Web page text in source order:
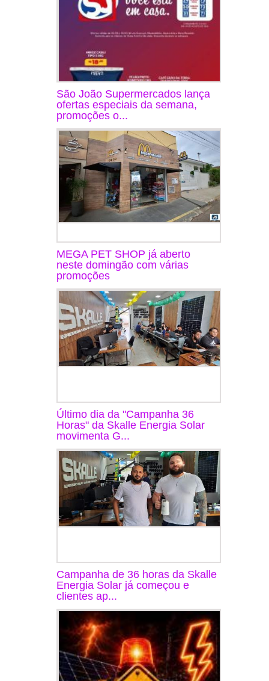
São João Supermercados lança
ofertas especiais da semana,
promoções o...
MEGA PET SHOP já aberto
neste domingão com várias
promoções
Último dia da "Campanha 36
Horas" da Skalle Energia Solar
movimenta G...
Campanha de 36 horas da Skalle
Energia Solar já começou e
clientes ap...